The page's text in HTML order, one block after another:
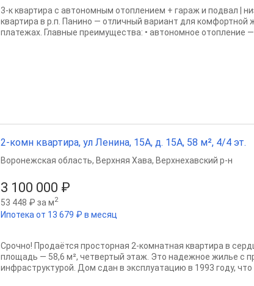
3-к квартира с автономным отоплением + гараж и подвал |
квартира в р.п. Панино — отличный вариант для
платежах. Главные преимущества: • автономное отопление —
2-комн квартира, ул Ленина, 15А, д. 15А, 58 м², 4/4 эт.
3 100 000 ₽
53 448 ₽ за м2
Ипотека от 13 679 ₽ в месяц
Воронежская область, Верхняя Хава, Верхнехавский р-н
Срочно! Продаётся просторная 2-комнатная квартира в
площадь — 58,6 м², четвертый этаж. Это надежное жилье с
инфраструктурой. Дом сдан в эксплуатацию в 1993 году, что